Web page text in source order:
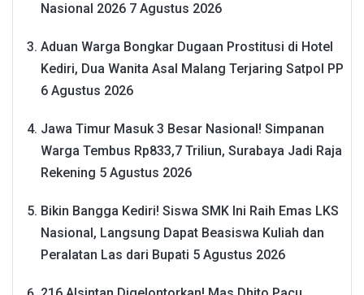
Nasional 2026 7 Agustus 2026
Aduan Warga Bongkar Dugaan Prostitusi di Hotel
Kediri, Dua Wanita Asal Malang Terjaring Satpol PP
6 Agustus 2026
Jawa Timur Masuk 3 Besar Nasional! Simpanan
Warga Tembus Rp833,7 Triliun, Surabaya Jadi Raja
Rekening 5 Agustus 2026
Bikin Bangga Kediri! Siswa SMK Ini Raih Emas LKS
Nasional, Langsung Dapat Beasiswa Kuliah dan
Peralatan Las dari Bupati 5 Agustus 2026